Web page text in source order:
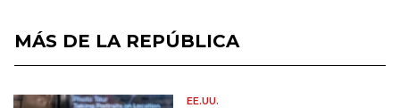
MÁS DE LA REPÚBLICA
EE.UU.